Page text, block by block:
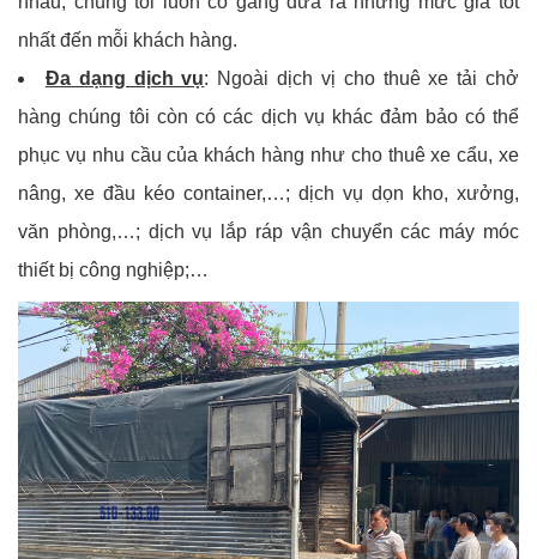
nhất đến mỗi khách hàng.
Đa dạng dịch vụ: Ngoài dịch vị cho thuê xe tải chở
hàng chúng tôi còn có các dịch vụ khác đảm bảo có thể
phục vụ nhu cầu của khách hàng như cho thuê xe cẩu, xe
nâng, xe đầu kéo container,…; dịch vụ dọn kho, xưởng,
văn phòng,…; dịch vụ lắp ráp vận chuyển các máy móc
thiết bị công nghiệp;…